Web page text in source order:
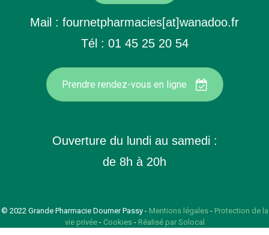
Mail : fournetpharmacies[at]wanadoo.fr
Tél : 01 45 25 20 54
Prendre rendez-vous en ligne
Ouverture du lundi au samedi :
de 8h à 20h
© 2022 Grande Pharmacie Doumer Passy - Mentions légales- Protection de la
vie privée- Cookies- Réalisé par Solocal